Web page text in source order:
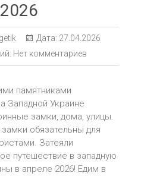
Дата: 27.04.2026
Нет комментариев
памятниками
Западной Украине
замки, дома, улицы.
обязательны для
Затеяли
путешествие в западную
в апреле 2026! Едим в